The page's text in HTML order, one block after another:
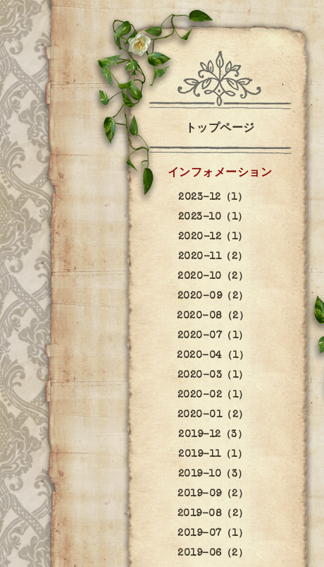
トップページ
インフォメーション
2023-12（1）
2023-10（1）
2020-12（1）
2020-11（2）
2020-10（2）
2020-09（2）
2020-08（2）
2020-07（1）
2020-04（1）
2020-03（1）
2020-02（1）
2020-01（2）
2019-12（3）
2019-11（1）
2019-10（3）
2019-09（2）
2019-08（2）
2019-07（1）
2019-06（2）